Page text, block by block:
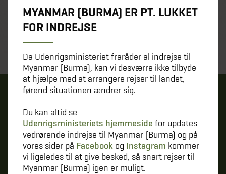
SE ALLE VORES GRATIS
FOREDRAG
TILMELD DIG HER
MYANMAR (BURMA) ER PT. LUKKET
FOR INDREJSE
Da Udenrigsministeriet fraråder al indrejse til
Myanmar (Burma), kan vi desværre ikke tilbyde
at hjælpe med at arrangere rejser til landet,
førend situationen ændrer sig.
Du kan altid se
Udenrigsministeriets hjemmeside for updates
vedrørende indrejse til Myanmar (Burma) og på
vores sider på Facebook og Instagram kommer
vi ligeledes til at give besked, så snart rejser til
Myanmar (Burma) igen er muligt.